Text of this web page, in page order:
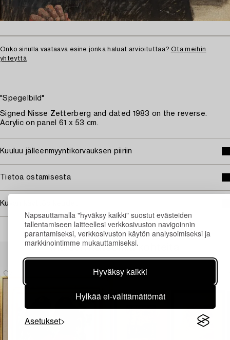
Napsauttamalla "hyväksy kaikki" suostut evästeiden
tallentamiseen laitteellesi verkkosivuston navigoinnin
parantamiseksi, verkkosivuston käytön analysoimiseksi ja
markkinointimme mukauttamiseksi.
Hyväksy kaikki
Hylkää ei-välttämättömät
Asetukset
Onko sinulla vastaava esine jonka haluat arvioituttaa? Ota meihin
yhteyttä
"Spegelbild"
Signed Nisse Zetterberg and dated 1983 on the reverse.
Acrylic on panel 61 x 53 cm.
Kuuluu jälleenmyyntikorvauksen piiriin
Tietoa ostamisesta
Kuvan käyttöoikeudet
Muiden katsomia kohteita